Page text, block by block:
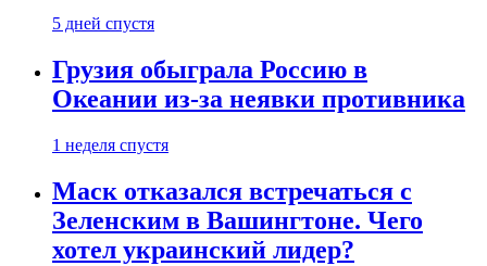
5 дней спустя
Грузия обыграла Россию в
Океании из-за неявки противника
1 неделя спустя
Маск отказался встречаться с
Зеленским в Вашингтоне. Чего
хотел украинский лидер?